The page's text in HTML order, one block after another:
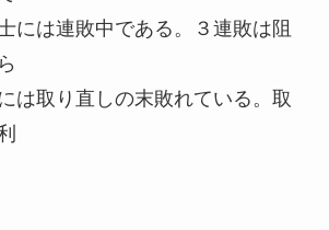
には連敗中である。３連敗は阻
は取り直しの末敗れている。取